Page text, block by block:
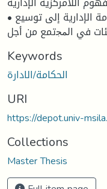
• فمن الناحية النظرية ﺗﻬدف الحكامة الإدارية إلى توسيع
في اﻟﻤﺠتمع من أجل
Keywords
الحكامة/الادارة
URI
https://depot.univ-
Collections
Master Thesis